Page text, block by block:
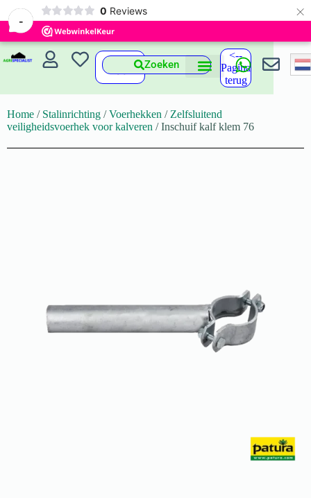
-
0 Reviews ×
Zoeken
<--
Pagina
terug
Home / Stalinrichting /Voerhekken / Zelfsluitend
veiligheidsvoerhek voor kalveren / Inschuif kalf klem 76